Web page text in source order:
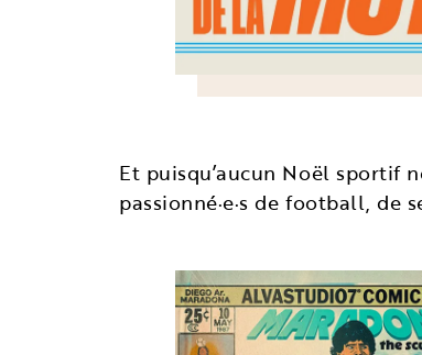
Et puisqu’aucun Noël sportif
passionné·e·s de football, de